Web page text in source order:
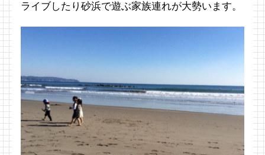
ライブしたり砂浜で遊ぶ家族連れが大勢います。